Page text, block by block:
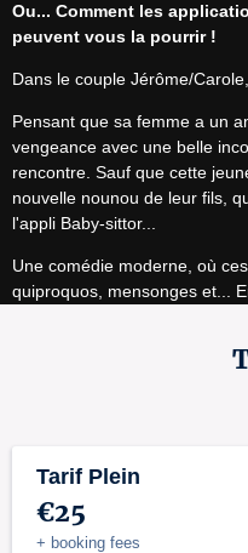
Ou... Comment les
peuvent vous la pourrir !
Dans le couple Jérôme/
Pensant que sa femme a un
vengeance avec une belle
rencontre. Sauf que cette
nouvelle nounou de leur fils,
l'appli Baby-sittor...
Une comédie moderne, où
quiproquos, mensonges et...
Tarif Plein
€25
+ booking fees